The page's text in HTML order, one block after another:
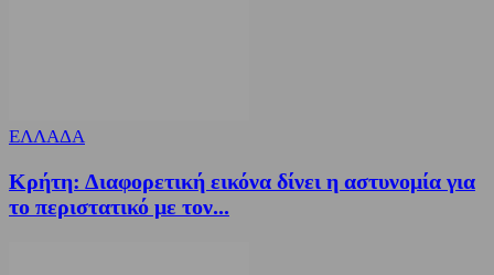
ΕΛΛΑΔΑ
Κρήτη: Διαφορετική εικόνα δίνει η αστυνομία για
το περιστατικό με τον...